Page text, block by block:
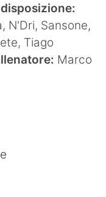
N'Dri, Sansone,
Tiago
Marco